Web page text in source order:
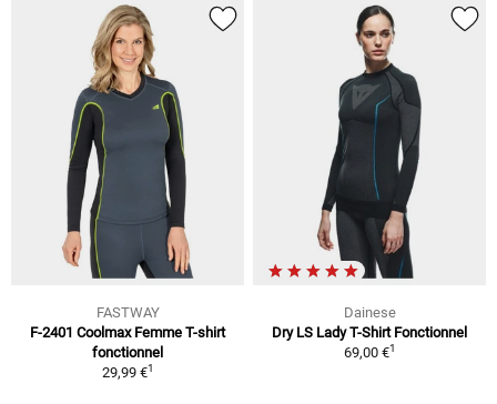
FASTWAY
F-2401 Coolmax Femme T-shirt
fonctionnel
29,99 €1
Dainese
Dry LS Lady T-Shirt Fonctionnel
69,00 €1